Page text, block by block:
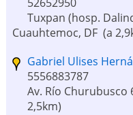
Tuxpan (hosp.
Cuauhtemoc, DF(a
Gabriel Ulises
5556883787
Av. Río Churubusco
2,5km)